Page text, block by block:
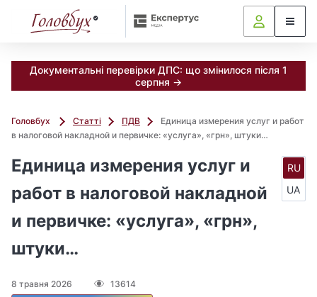
Документальні перевірки ДПС: що змінилося після 1
серпня →
Головбух Статті ПДВ
Единица измерения услуг и работ
в налоговой накладной и первичке: «услуга», «грн», штуки…
Единица измерения услуг и
работ в налоговой накладной
и первичке: «услуга», «грн»,
штуки…
8 травня 2026 13614
RU
UA